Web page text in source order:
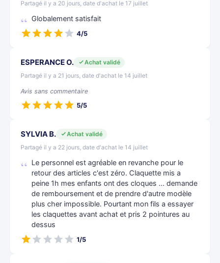
Partagé il y a 20 jours, date d'achat le 17 juillet
Globalement satisfait
4/5
ESPERANCE O.
Achat validé
Partagé il y a 21 jours, date d'achat le 14 juillet
Avis sans commentaire
5/5
SYLVIA B.
Achat validé
Partagé il y a 22 jours, date d'achat le 14 juillet
Le personnel est agréable en revanche pour le
retour des articles c'est zéro. Claquette mis a
peine 1h mes enfants ont des cloques ... demande
de remboursement et de prendre d'autre modèle
plus cher impossible. Pourtant mon fils a essayer
les claquettes avant achat et pris 2 pointures au
dessus
1/5